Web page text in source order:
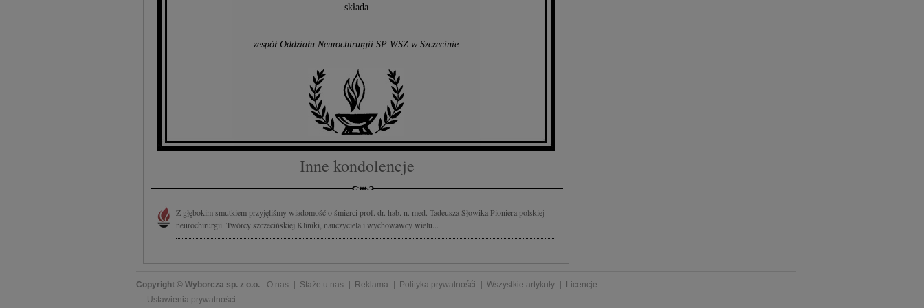
składa
zespół Oddziału Neurochirurgii SP WSZ w Szczecinie
Inne kondolencje
Z głębokim smutkiem przyjęliśmy wiadomość o śmierci prof. dr. hab. n. med. Tadeusza Słowika Pioniera polskiej
neurochirurgii. Twórcy szczecińskiej Kliniki, nauczyciela i wychowawcy wielu...
Copyright © Wyborcza sp. z o.o. O nas Staże u nas Reklama Polityka prywatnośći Wszystkie artykuły
Licencje
Ustawienia prywatności